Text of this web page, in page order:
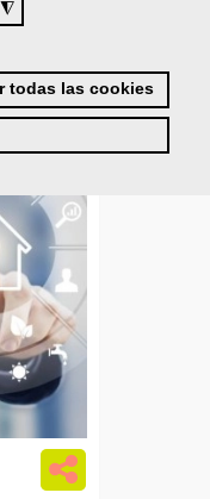
◮
todas las cookies